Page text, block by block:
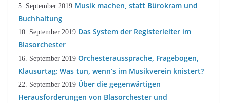
5. September 2019 Musik machen, statt Bürokram und
Buchhaltung
10. September 2019 Das System der Registerleiter im
Blasorchester
16. September 2019 Orchesteraussprache, Fragebogen,
Klausurtag: Was tun, wenn’s im Musikverein knistert?
22. September 2019 Über die gegenwärtigen
Herausforderungen von Blasorchester und